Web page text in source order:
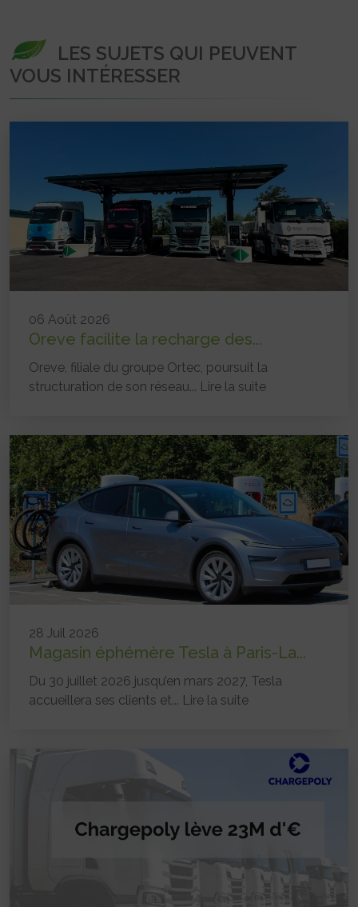
LES SUJETS QUI PEUVENT
VOUS INTÉRESSER
06 Août 2026
Oreve facilite la recharge des...
Oreve, filiale du groupe Ortec, poursuit la
structuration de son réseau... Lire la suite
28 Juil 2026
Magasin éphémère Tesla à Paris-La...
Du 30 juillet 2026 jusqu’en mars 2027, Tesla
accueillera ses clients et... Lire la suite